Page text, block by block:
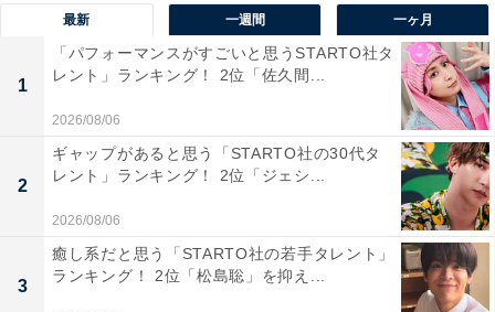
富な寿司屋がたくさんあり、日本人だけでなく外国人も
楽しめるエリアだと思うから（40代男性／東京都）」
「銀座界隈の寿司店の多さは別格。安さも高級感もとも
に楽しめる（50代男性／神奈川県）」「銀座のシースー
と言われるくらい板前のお寿司屋さんが多いから（20代
女性／東京都）」などのコメントが寄せられました。
※回答者のコメントは原文ママです
最新 一週間 一ヶ月
1
「パフォーマンスがすごいと思うSTARTO社タ
レント」ランキング！ 2位「佐久間...
2026/08/06
2
ギャップがあると思う「STARTO社の30代タ
レント」ランキング！ 2位「ジェシ...
2026/08/06
3
癒し系だと思う「STARTO社の若手タレント」
ランキング！ 2位「松島聡」を抑え...